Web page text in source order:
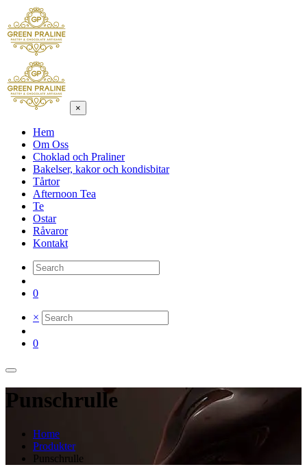
×
Hem
Om Oss
Choklad och Praliner
Bakelser, kakor och kondisbitar
Tårtor
Afternoon Tea
Te
Ostar
Råvaror
Kontakt
0
×
0
Punschrulle
Home
Produkter
Punschrulle